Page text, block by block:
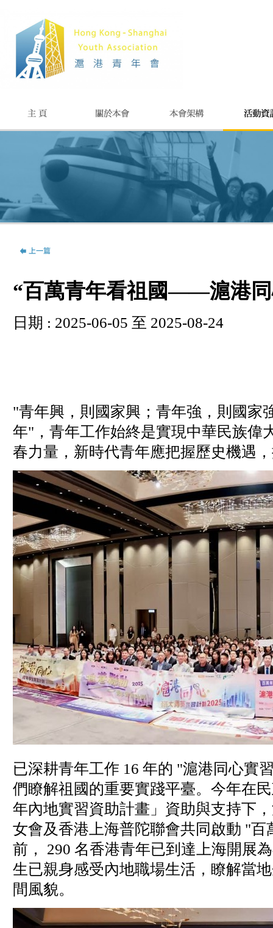
“百萬青年看祖國——滬港同
日期 : 2025-06-05 至 2025-08-24
"青年興，則國家興；青年強，則國家
年"，青年工作始終是實現中華民族偉
春力量，新時代青年應把握歷史機遇
已深耕青年工作 16 年的 "滬港同心實
們瞭解祖國的重要實踐平臺。今年在
年內地實習資助計畫」資助與支持下
女會及香港上海普陀聯會共同啟動 "
前， 290 名香港青年已到達上海開展
生已親身感受內地職場生活，瞭解當
間風貌。